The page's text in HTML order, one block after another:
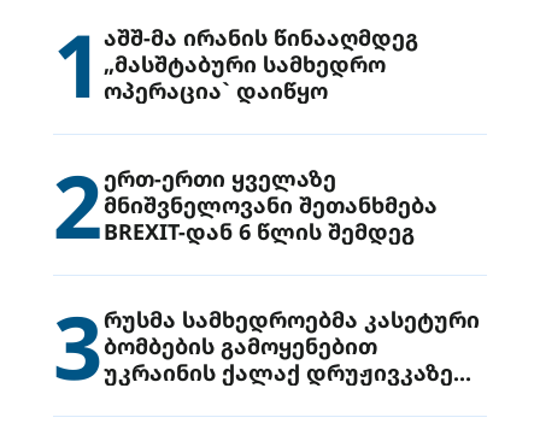
1 აშშ-მა ირანის წინააღმდეგ
„მასშტაბური სამხედრო
ოპერაცია` დაიწყო
2ერთ-ერთი ყველაზე
მნიშვნელოვანი შეთანხმება
BREXIT-დან 6 წლის შემდეგ
3რუსმა სამხედროებმა კასეტური
ბომბების გამოყენებით
უკრაინის ქალაქ დრუჟივკაზე